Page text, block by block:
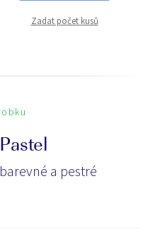
Zadat počet kusů
a pestré